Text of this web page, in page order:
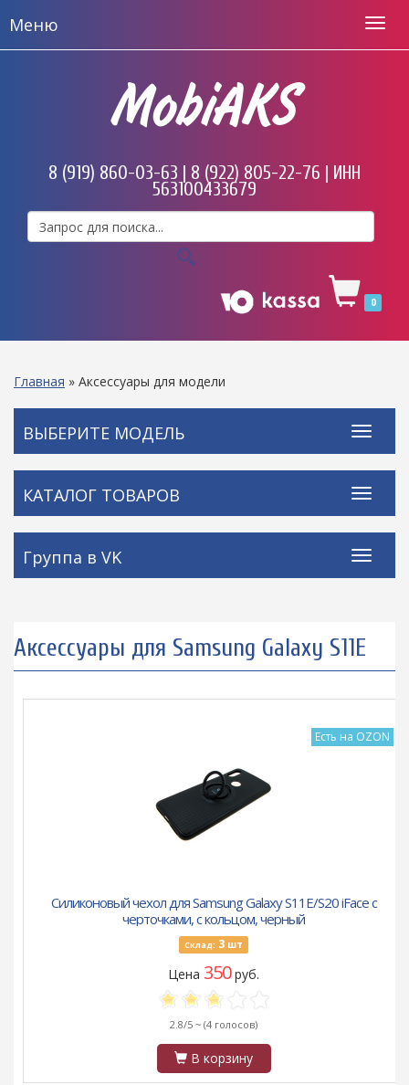
Меню
MobiAKS
8 (919) 860-03-63 | 8 (922) 805-22-76 | ИНН
563100433679
0
Главная » Аксессуары для модели
ВЫБЕРИТЕ МОДЕЛЬ
КАТАЛОГ ТОВАРОВ
Группа в VK
Аксессуары для Samsung Galaxy S11E
Есть на OZON
Силиконовый чехол для Samsung Galaxy S11E/S20 iFace с
черточками, с кольцом, черный
Склад: 3 шт
Цена 350руб.
2.8/5 ~ (4 голосов)
В корзину